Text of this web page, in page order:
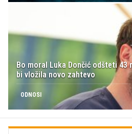
Bo moral Luka Dončić odšteti 43
bi vložila novo zahtevo
ODNOSI